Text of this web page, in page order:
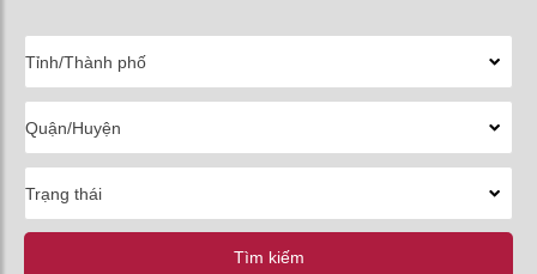
Tìm kiếm